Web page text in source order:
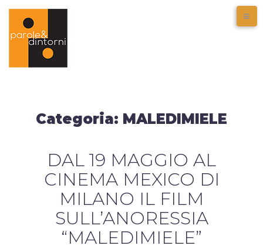
Categoria: MALEDIMIELE
DAL 19 MAGGIO AL
CINEMA MEXICO DI
MILANO IL FILM
SULL’ANORESSIA
“MALEDIMIELE”